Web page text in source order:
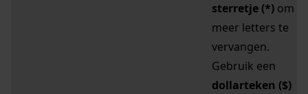
sterretje (*) om
meer letters te
vervangen.
Gebruik een
dollarteken ($)